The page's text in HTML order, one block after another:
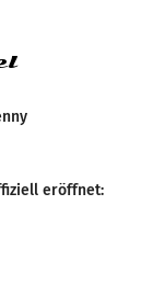
eröffnet: